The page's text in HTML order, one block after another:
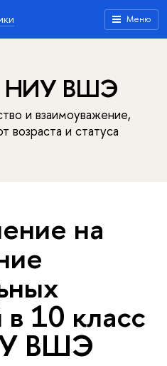
Меню
НИУ ВШЭ
и взаимоуважение,
возраста и статуса
на
10 класс
ВШЭ